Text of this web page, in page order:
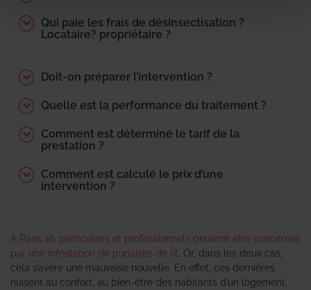
Qui paie les frais de désinsectisation ?
Locataire? propriétaire ?
Doit-on préparer l’intervention ?
Quelle est la performance du traitement ?
Comment est déterminé le tarif de la
prestation ?
Comment est calculé le prix d’une
intervention ?
A Paris 16, particuliers et professionnels peuvent être concernés
par une infestation de punaises de lit . Or, dans les deux cas,
cela s’avère une mauvaise nouvelle. En effet, ces dernières
nuisent au confort, au bien-être des habitants d’un logement,